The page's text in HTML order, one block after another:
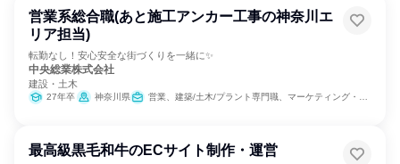
営業系総合職(あと施工アンカー工事の神奈川エ
リア担当)
転勤なし！安心安全な街づくりを一緒に✨
中央総業株式会社
建設・土木
27年卒 神奈川県 営業、建築/土木/プラント専門職、マーケティング・広告・宣伝、カスタマーサクセス
最高級黒毛和牛のECサイト制作・運営